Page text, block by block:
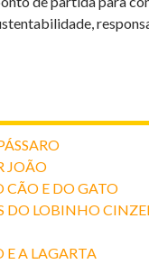
JOÃO
CÃO E DO GATO
DO LOBINHO
E A LAGARTA